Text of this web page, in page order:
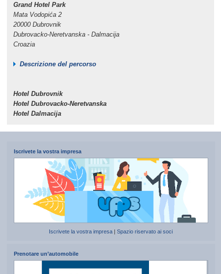
Grand Hotel Park
Mata Vodopića 2
20000 Dubrovnik
Dubrovacko-Neretvanska - Dalmacija
Croazia
Descrizione del percorso
Hotel Dubrovnik
Hotel Dubrovacko-Neretvanska
Hotel Dalmacija
Iscrivete la vostra impresa
Iscrivete la vostra impresa |Spazio riservato ai soci
Prenotare un’automobile